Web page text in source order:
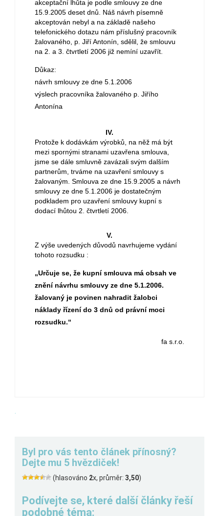
akceptační lhůta je podle smlouvy ze dne
15.9.2005 deset dnů. Náš návrh písemně
akceptován nebyl a na základě našeho
telefonického dotazu nám příslušný pracovník
žalovaného, p. Jiří Antonín, sdělil, že smlouvu
na 2. a 3. čtvrtletí 2006 již nemíní uzavřít.
Důkaz:
návrh smlouvy ze dne 5.1.2006
výslech pracovníka žalovaného p. Jiřího
Antonína
IV.
Protože k dodávkám výrobků, na něž má být
mezi spornými stranami uzavřena smlouva,
jsme se dále smluvně zavázali svým dalším
partnerům, trváme na uzavření smlouvy s
žalovaným. Smlouva ze dne 15.9.2005 a návrh
smlouvy ze dne 5.1.2006 je dostatečným
podkladem pro uzavření smlouvy kupní s
dodací lhůtou 2. čtvrtletí 2006.
V.
Z výše uvedených důvodů navrhujeme vydání
tohoto rozsudku :
„Určuje se, že kupní smlouva má obsah ve
znění návrhu smlouvy ze dne 5.1.2006.
žalovaný je povinen nahradit žalobci
náklady řízení do 3 dnů od právní moci
rozsudku.“
fa s.r.o.
.
Byl pro vás tento článek přínosný?
Dejte mu 5 hvězdiček!
(hlasováno 2x, průměr: 3,50)
Podívejte se, které další články řeší
podobné téma: